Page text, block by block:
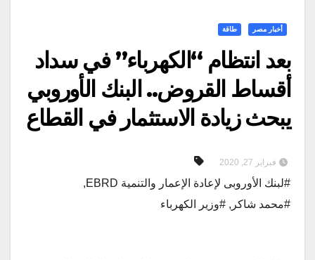
أخبار مصر طاقة
بعد انتظام “الكهرباء” في سداد
أقساط القروض.. البنك الأوروبي
يبحث زيادة الاستثمار في القطاع
فبراير 27, 2020
#لبنك الأوروبى لإعادة الإعمار والتنمية EBRD
,
#محمد شاكر , #وزير الكهرباء